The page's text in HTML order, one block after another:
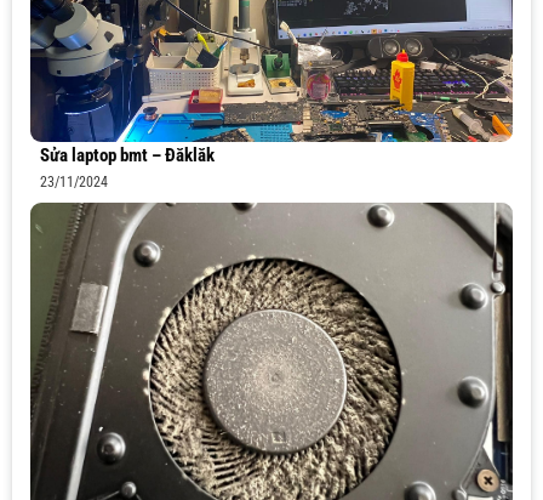
Sửa laptop bmt – Đăklăk
23/11/2024